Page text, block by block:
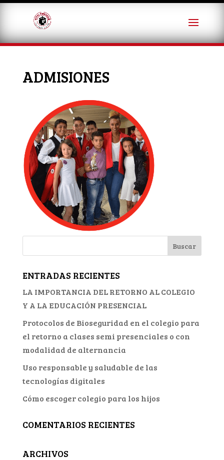
ADMISIONES
ENTRADAS RECIENTES
LA IMPORTANCIA DEL RETORNO AL COLEGIO
Y A LA EDUCACIÓN PRESENCIAL
Protocolos de Bioseguridad en el colegio para
el retorno a clases semi presenciales o con
modalidad de alternancia
Uso responsable y saludable de las
tecnologías digitales
Cómo escoger colegio para los hijos
COMENTARIOS RECIENTES
ARCHIVOS